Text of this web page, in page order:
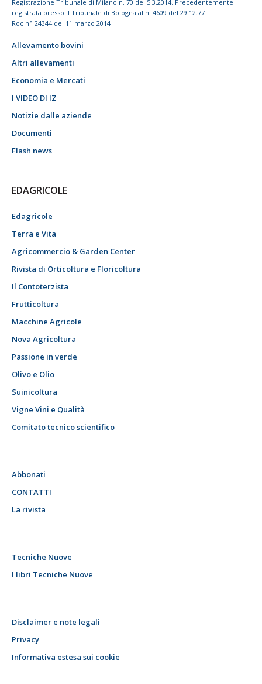
Registrazione Tribunale di Milano n. 70 del 5.3.2014. Precedentemente
registrata presso il Tribunale di Bologna al n. 4609 del 29.12.77
Roc n° 24344 del 11 marzo 2014
Allevamento bovini
Altri allevamenti
Economia e Mercati
I VIDEO DI IZ
Notizie dalle aziende
Documenti
Flash news
EDAGRICOLE
Edagricole
Terra e Vita
Agricommercio & Garden Center
Rivista di Orticoltura e Floricoltura
Il Contoterzista
Frutticoltura
Macchine Agricole
Nova Agricoltura
Passione in verde
Olivo e Olio
Suinicoltura
Vigne Vini e Qualità
Comitato tecnico scientifico
Abbonati
CONTATTI
La rivista
Tecniche Nuove
I libri Tecniche Nuove
Disclaimer e note legali
Privacy
Informativa estesa sui cookie